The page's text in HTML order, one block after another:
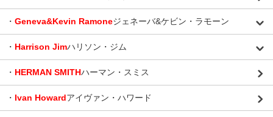
・ Geneva&Kevin Ramoneジェネーバ&ケビン・ラモーン
・ Harrison Jimハリソン・ジム
・ HERMAN SMITHハーマン・スミス
・ Ivan Howardアイヴァン・ハワード